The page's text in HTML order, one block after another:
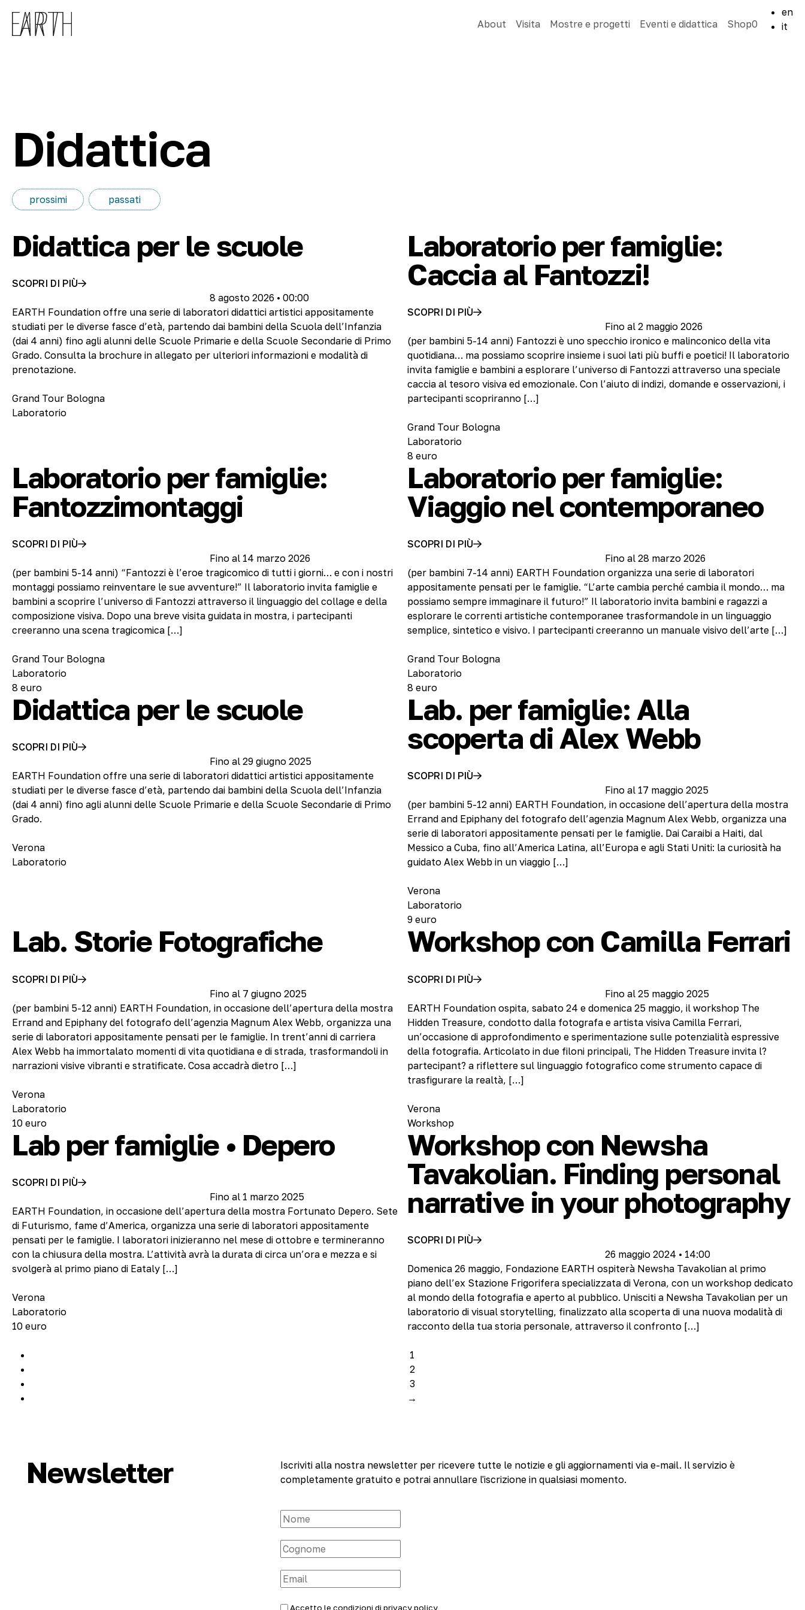
About
Visita Mostre e progetti Eventi e didattica Shop0
en
it
Didattica
prossimi passati
Didattica per le scuole
SCOPRI DI PIÙ
8 agosto 2026 • 00:00
EARTH Foundation offre una serie di laboratori didattici artistici appositamente
studiati per le diverse fasce d’età, partendo dai bambini della Scuola dell’Infanzia
(dai 4 anni) fino agli alunni delle Scuole Primarie e della Scuole Secondarie di Primo
Grado. Consulta la brochure in allegato per ulteriori informazioni e modalità di
prenotazione.
Grand Tour Bologna
Laboratorio
Laboratorio per famiglie:
Caccia al Fantozzi!
SCOPRI DI PIÙ
Fino al 2 maggio 2026
(per bambini 5-14 anni) Fantozzi è uno specchio ironico e malinconico della vita
quotidiana… ma possiamo scoprire insieme i suoi lati più buffi e poetici! Il laboratorio
invita famiglie e bambini a esplorare l’universo di Fantozzi attraverso una speciale
caccia al tesoro visiva ed emozionale. Con l’aiuto di indizi, domande e osservazioni, i
partecipanti scopriranno […]
Grand Tour Bologna
Laboratorio
8 euro
Laboratorio per famiglie:
Fantozzimontaggi
SCOPRI DI PIÙ
Fino al 14 marzo 2026
(per bambini 5-14 anni) “Fantozzi è l’eroe tragicomico di tutti i giorni… e con i nostri
montaggi possiamo reinventare le sue avventure!” Il laboratorio invita famiglie e
bambini a scoprire l’universo di Fantozzi attraverso il linguaggio del collage e della
composizione visiva. Dopo una breve visita guidata in mostra, i partecipanti
creeranno una scena tragicomica […]
Grand Tour Bologna
Laboratorio
8 euro
Laboratorio per famiglie:
Viaggio nel contemporaneo
SCOPRI DI PIÙ
Fino al 28 marzo 2026
(per bambini 7-14 anni) EARTH Foundation organizza una serie di laboratori
appositamente pensati per le famiglie. “L’arte cambia perché cambia il mondo… ma
possiamo sempre immaginare il futuro!” Il laboratorio invita bambini e ragazzi a
esplorare le correnti artistiche contemporanee trasformandole in un linguaggio
semplice, sintetico e visivo. I partecipanti creeranno un manuale visivo dell’arte […]
Grand Tour Bologna
Laboratorio
8 euro
Didattica per le scuole
SCOPRI DI PIÙ
Fino al 29 giugno 2025
EARTH Foundation offre una serie di laboratori didattici artistici appositamente
studiati per le diverse fasce d’età, partendo dai bambini della Scuola dell’Infanzia
(dai 4 anni) fino agli alunni delle Scuole Primarie e della Scuole Secondarie di Primo
Grado.
Verona
Laboratorio
Lab. per famiglie: Alla
scoperta di Alex Webb
SCOPRI DI PIÙ
Fino al 17 maggio 2025
(per bambini 5-12 anni) EARTH Foundation, in occasione dell’apertura della mostra
Errand and Epiphany del fotografo dell’agenzia Magnum Alex Webb, organizza una
serie di laboratori appositamente pensati per le famiglie. Dai Caraibi a Haiti, dal
Messico a Cuba, fino all’America Latina, all’Europa e agli Stati Uniti: la curiosità ha
guidato Alex Webb in un viaggio […]
Verona
Laboratorio
9 euro
Lab. Storie Fotografiche
SCOPRI DI PIÙ
Fino al 7 giugno 2025
(per bambini 5-12 anni) EARTH Foundation, in occasione dell’apertura della mostra
Errand and Epiphany del fotografo dell’agenzia Magnum Alex Webb, organizza una
serie di laboratori appositamente pensati per le famiglie. In trent’anni di carriera
Alex Webb ha immortalato momenti di vita quotidiana e di strada, trasformandoli in
narrazioni visive vibranti e stratificate. Cosa accadrà dietro […]
Verona
Laboratorio
10 euro
Workshop con Camilla Ferrari
SCOPRI DI PIÙ
Fino al 25 maggio 2025
EARTH Foundation ospita, sabato 24 e domenica 25 maggio, il workshop The
Hidden Treasure, condotto dalla fotografa e artista visiva Camilla Ferrari,
un’occasione di approfondimento e sperimentazione sulle potenzialità espressive
della fotografia. Articolato in due filoni principali, The Hidden Treasure invita l?
partecipant? a riflettere sul linguaggio fotografico come strumento capace di
trasfigurare la realtà, […]
Verona
Workshop
Lab per famiglie • Depero
SCOPRI DI PIÙ
Fino al 1 marzo 2025
EARTH Foundation, in occasione dell’apertura della mostra Fortunato Depero. Sete
di Futurismo, fame d’America, organizza una serie di laboratori appositamente
pensati per le famiglie. I laboratori inizieranno nel mese di ottobre e termineranno
con la chiusura della mostra. L’attività avrà la durata di circa un’ora e mezza e si
svolgerà al primo piano di Eataly […]
Verona
Laboratorio
10 euro
Workshop con Newsha
Tavakolian. Finding personal
narrative in your photography
SCOPRI DI PIÙ
26 maggio 2024 • 14:00
Domenica 26 maggio, Fondazione EARTH ospiterà Newsha Tavakolian al primo
piano dell’ex Stazione Frigorifera specializzata di Verona, con un workshop dedicato
al mondo della fotografia e aperto al pubblico. Unisciti a Newsha Tavakolian per un
laboratorio di visual storytelling, finalizzato alla scoperta di una nuova modalità di
racconto della tua storia personale, attraverso il confronto […]
1
2
3
→
Newsletter
Iscriviti alla nostra newsletter per ricevere tutte le notizie e gli aggiornamenti via e-mail. Il servizio è
completamente gratuito e potrai annullare l'iscrizione in qualsiasi momento.
Accetto le condizioni di privacy policy